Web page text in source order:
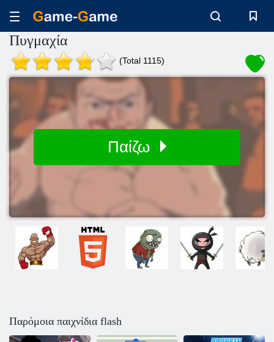
Πυγμαχία
(Total 1115)
Παίζω
Παρόμοια παιχνίδια flash